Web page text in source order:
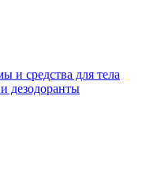
и средства для тела
дезодоранты